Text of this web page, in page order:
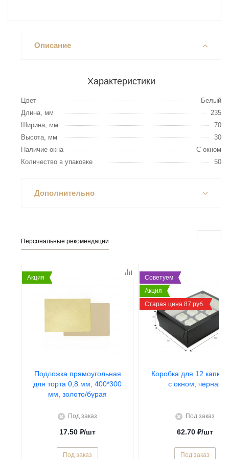
Описание
Характеристики
Цвет
Белый
Длина, мм
235
Ширина, мм
70
Высота, мм
30
Наличие окна
С окном
Количество в упаковке
50
Дополнительно
Персональные рекомендации
Акция
Подложка прямоугольная
для торта 0,8 мм, 400*300
мм, золото/бурая
Под заказ
17.50 ₽/шт
Под заказ
Советуем
Акция
Старая цена 87 руб.
Коробка для 12
с окном, черная
Под заказ
62.70 ₽/шт
Под заказ